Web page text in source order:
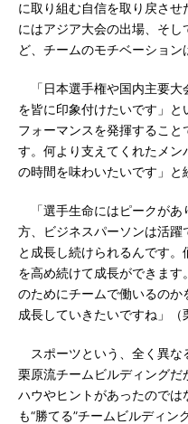
に取り組む自信を取り戻さ
にはアジア大会の出場、そ
ど、チームのモチベーション
「日本選手権や国内主要大
を皆に印象付けたいです」
フォーマンスを発揮すること
す。何より支えてくれたメ
の時間を味わいたいです」と
「選手生命にはピークがあ
方、ビジネスパーソンは活躍
と成長し続けられるんです
を高め続けて成長ができま
のためにチームで働いるの
成長していきたいですね」（
スポーツという、全く異な
栗原流チームビルディングだ
ハウやヒントがあったので
も“勝てる”チームビルディン